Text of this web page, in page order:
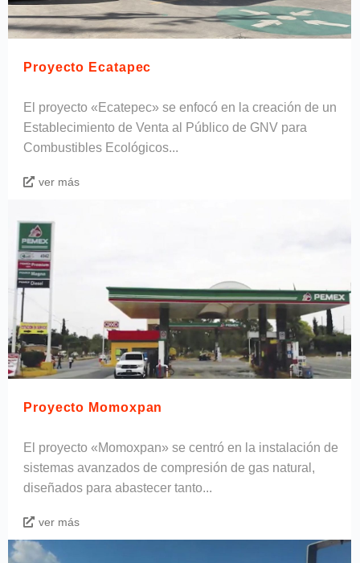
Proyecto Ecatapec
El proyecto «Ecatepec» se enfocó en la creación de un
Establecimiento de Venta al Público de GNV para
Combustibles Ecológicos...
ver más
Proyecto Momoxpan
El proyecto «Momoxpan» se centró en la instalación de
sistemas avanzados de compresión de gas natural,
diseñados para abastecer tanto...
ver más